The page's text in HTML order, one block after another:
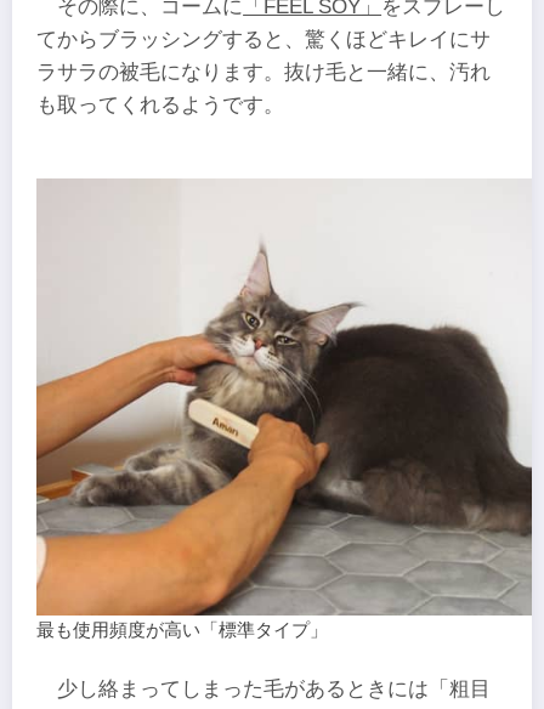
その際に、コームに 「FEEL SOY」
をスプレーし
てからブラッシングすると、驚くほどキレイにサ
ラサラの被毛になります。抜け毛と一緒に、汚れ
も取ってくれるようです。
最も使用頻度が高い「標準タイプ」
少し絡まってしまった毛があるときには「粗目